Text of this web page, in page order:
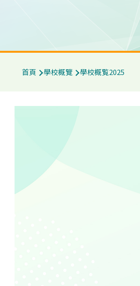
航
首頁 學校概覽 學校概覧2025